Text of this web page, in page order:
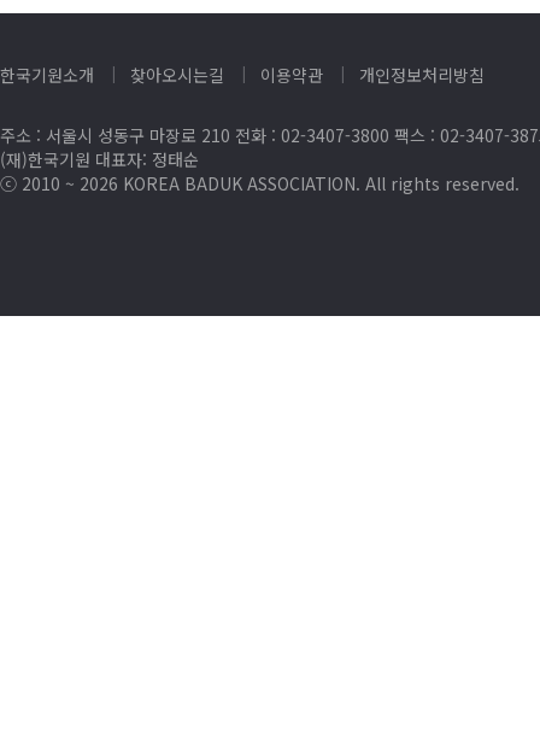
한국기원소개 찾아오시는길 이용약관 개인정보처리방침
주소 : 서울시 성동구 마장로 210 전화 : 02-3407-3800 팩스 : 02-3407-
(재)한국기원 대표자: 정태순
ⓒ 2010 ~ 2026 KOREA BADUK ASSOCIATION. All rights reserved.